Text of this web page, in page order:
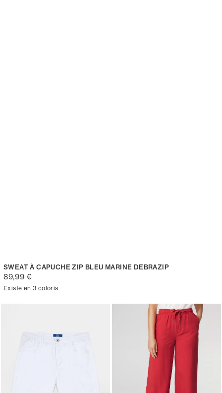
SWEAT À CAPUCHE ZIP BLEU MARINE DEBRAZIP
89,99 €
Existe en 3 coloris